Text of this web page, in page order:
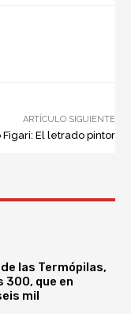
ARTÍCULO SIGUIENTE
Figari: El letrado pintor
las Termópilas,
300, que en
mil